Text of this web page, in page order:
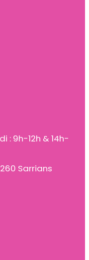
: 9h-12h & 14h-
Sarrians